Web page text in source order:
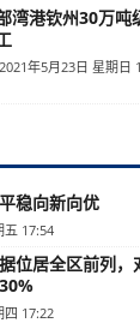
湾港钦州30万吨
2021年5月23日 星期日
稳向新向优
五 17:54
位居全区前列，
四 17:22